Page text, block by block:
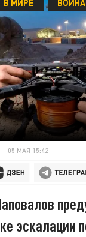
В МИРЕ ВОЙНА
05 МАЯ 15:42
эскалации